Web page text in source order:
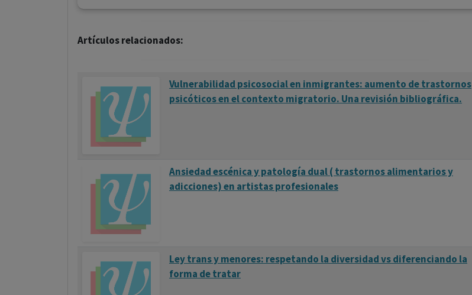
Artículos relacionados:
Vulnerabilidad psicosocial en inmigrantes: aumento de trastornos
psicóticos en el contexto migratorio. Una revisión bibliográfica.
Ansiedad escénica y patología dual ( trastornos alimentarios y
adicciones) en artistas profesionales
Ley trans y menores: respetando la diversidad vs diferenciando la
forma de tratar